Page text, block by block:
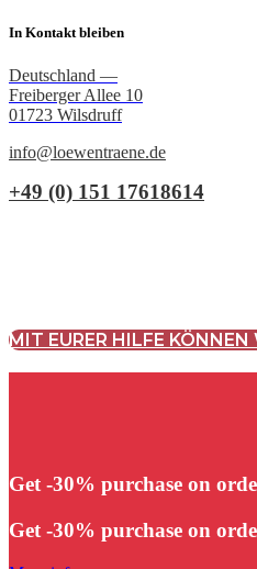
In Kontakt bleiben
Deutschland —
Freiberger Allee 10
01723 Wilsdruff
info@loewentraene.de
+49 (0) 151 17618614
MIT EURER HILFE
Get -30% purchase on
Get -30% purchase on